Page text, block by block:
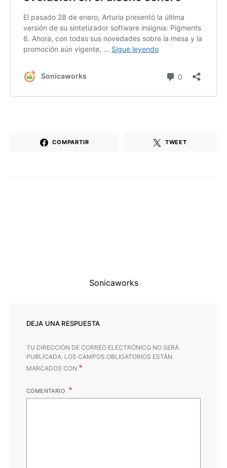
COMPARTIR TWEET
Sonicaworks
DEJA UNA RESPUESTA
TU DIRECCIÓN DE CORREO ELECTRÓNICO NO SERÁ
PUBLICADA. LOS CAMPOS OBLIGATORIOS ESTÁN
MARCADOS CON *
COMENTARIO